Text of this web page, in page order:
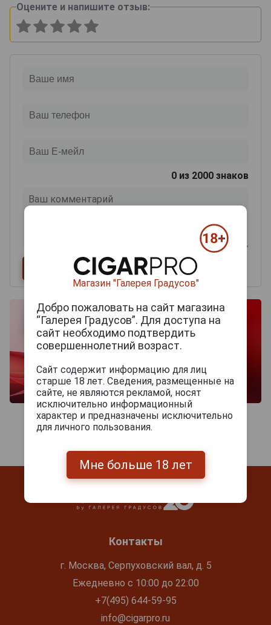
Оцените и напишите отзыв:
0 из 2000 знаков
Контакты
г. Москва, Серпуховский вал, д. 5
Ежедневно с 10:00 до 22:00
+7(495) 644-59-95
info@cigarpro.ru
Магазин "Галерея Градусов"
Добро пожаловать на сайт магазина
“Галерея Градусов”. Для доступа на
сайт необходимо подтвердить
совершеннолетний возраст.
Сайт содержит информацию для лиц
старше 18 лет. Сведения, размещенные на
сайте, не являются рекламой, носят
исключительно информационный
характер и предназначены исключительно
для личного пользования.
Мне больше 18 лет